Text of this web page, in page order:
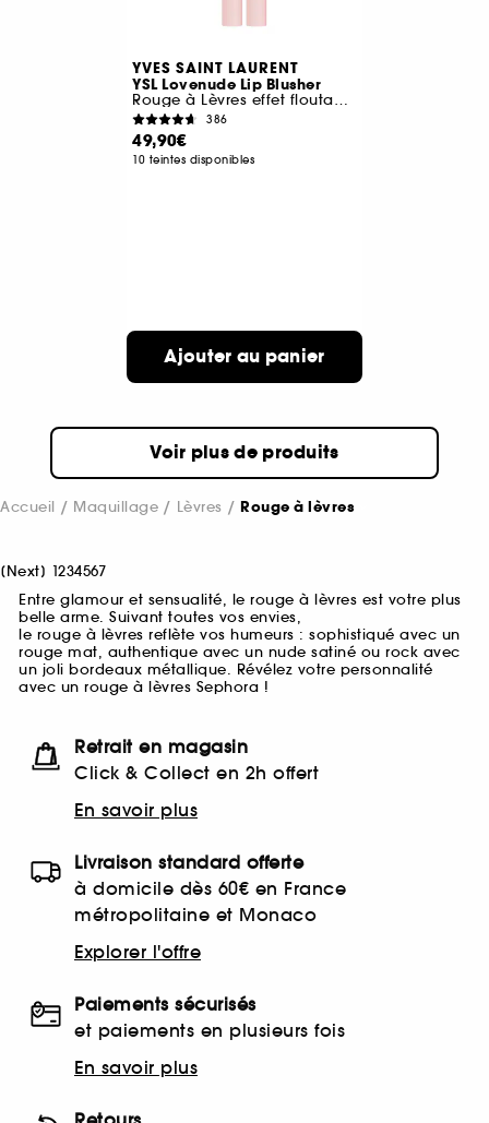
YVES SAINT LAURENT
YSL Lovenude Lip Blusher
Rouge à Lèvres effet floutant longue durée
386
49,90€
10 teintes disponibles
Ajouter au panier
Voir plus de produits
Accueil Maquillage Lèvres Rouge à lèvres
[Next] 1234567
Entre glamour et sensualité, le rouge à lèvres est votre plus
belle arme. Suivant toutes vos envies,
le rouge à lèvres reflète vos humeurs : sophistiqué avec un
rouge mat, authentique avec un nude satiné ou rock avec
un joli bordeaux métallique. Révélez votre personnalité
avec un rouge à lèvres Sephora !
Retrait en magasin
Click & Collect en 2h offert
En savoir plus
Livraison standard offerte
à domicile dès 60€ en France
métropolitaine et Monaco
Explorer l'offre
Paiements sécurisés
et paiements en plusieurs fois
En savoir plus